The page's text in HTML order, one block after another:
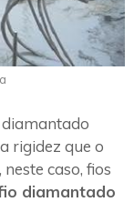
rigidez que o
caso, fios
diamantado